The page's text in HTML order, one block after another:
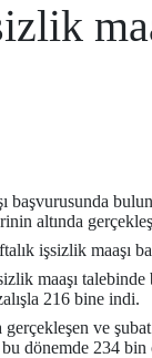
başvurusunda
altında
işsizlik maaşı
maaşı
216 bine indi.
ve
bu dönemde 234